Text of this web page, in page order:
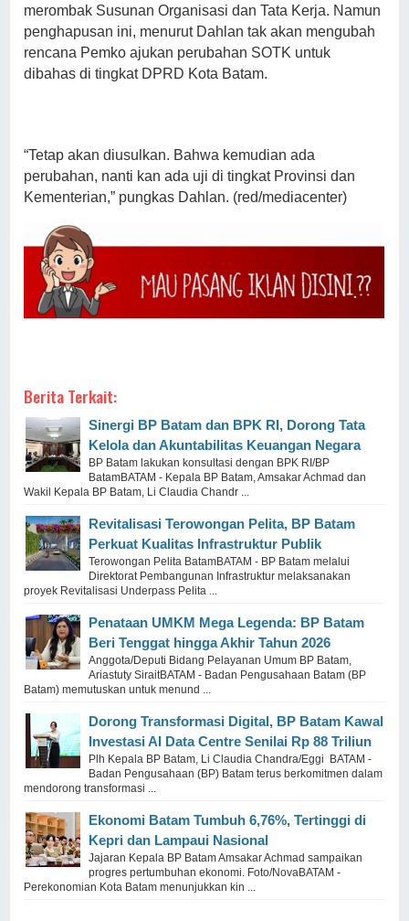
merombak Susunan Organisasi dan Tata Kerja. Namun
penghapusan ini, menurut Dahlan tak akan mengubah
rencana Pemko ajukan perubahan SOTK untuk
dibahas di tingkat DPRD Kota Batam.
“Tetap akan diusulkan. Bahwa kemudian ada
perubahan, nanti kan ada uji di tingkat Provinsi dan
Kementerian,” pungkas Dahlan. (red/mediacenter)
Berita Terkait:
Sinergi BP Batam dan BPK RI, Dorong Tata
Kelola dan Akuntabilitas Keuangan Negara
BP Batam lakukan konsultasi dengan BPK RI/BP
BatamBATAM - Kepala BP Batam, Amsakar Achmad dan
Wakil Kepala BP Batam, Li Claudia Chandr ...
Revitalisasi Terowongan Pelita, BP Batam
Perkuat Kualitas Infrastruktur Publik
Terowongan Pelita BatamBATAM - BP Batam melalui
Direktorat Pembangunan Infrastruktur melaksanakan
proyek Revitalisasi Underpass Pelita ...
Penataan UMKM Mega Legenda: BP Batam
Beri Tenggat hingga Akhir Tahun 2026
Anggota/Deputi Bidang Pelayanan Umum BP Batam,
Ariastuty SiraitBATAM - Badan Pengusahaan Batam (BP
Batam) memutuskan untuk menund ...
Dorong Transformasi Digital, BP Batam Kawal
Investasi AI Data Centre Senilai Rp 88 Triliun
Plh Kepala BP Batam, Li Claudia Chandra/Eggi BATAM -
Badan Pengusahaan (BP) Batam terus berkomitmen dalam
mendorong transformasi ...
Ekonomi Batam Tumbuh 6,76%, Tertinggi di
Kepri dan Lampaui Nasional
Jajaran Kepala BP Batam Amsakar Achmad sampaikan
progres pertumbuhan ekonomi. Foto/NovaBATAM -
Perekonomian Kota Batam menunjukkan kin ...